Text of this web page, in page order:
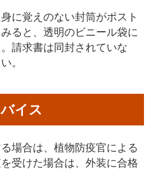
に覚えのない封筒がポスト
ると、透明のビニール袋に
請求書は同封されていな
。
イス
場合は、植物防疫官による
受けた場合は、外装に合格